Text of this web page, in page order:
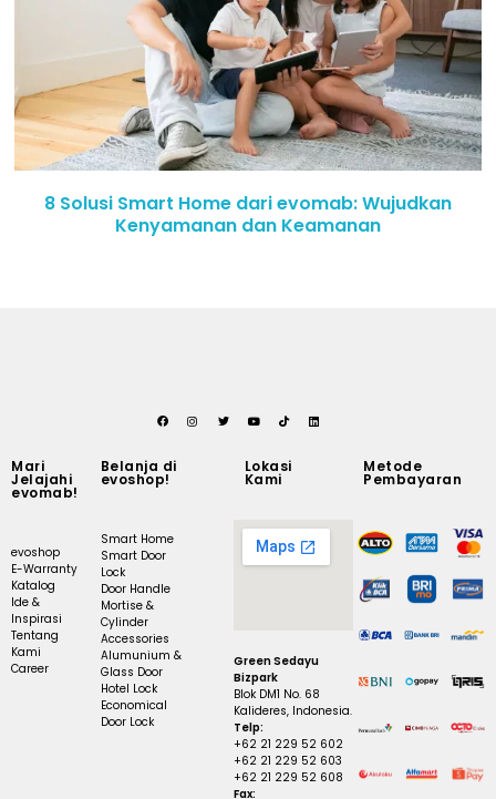
8 Solusi Smart Home dari evomab: Wujudkan
Kenyamanan dan Keamanan
Mari
Jelajahi
evomab!
evoshop
E-Warranty
Katalog
Ide &
Inspirasi
Tentang
Kami
Career
Belanja di
evoshop!
Smart Home
Smart Door
Lock
Door Handle
Mortise &
Cylinder
Accessories
Alumunium &
Glass Door
Hotel Lock
Economical
Door Lock
Lokasi
Kami
Green Sedayu
Bizpark
Blok DM1 No. 68
Kalideres, Indonesia.
Telp:
+62 21 229 52 602
+62 21 229 52 603
+62 21 229 52 608
Fax:
Metode
Pembayaran